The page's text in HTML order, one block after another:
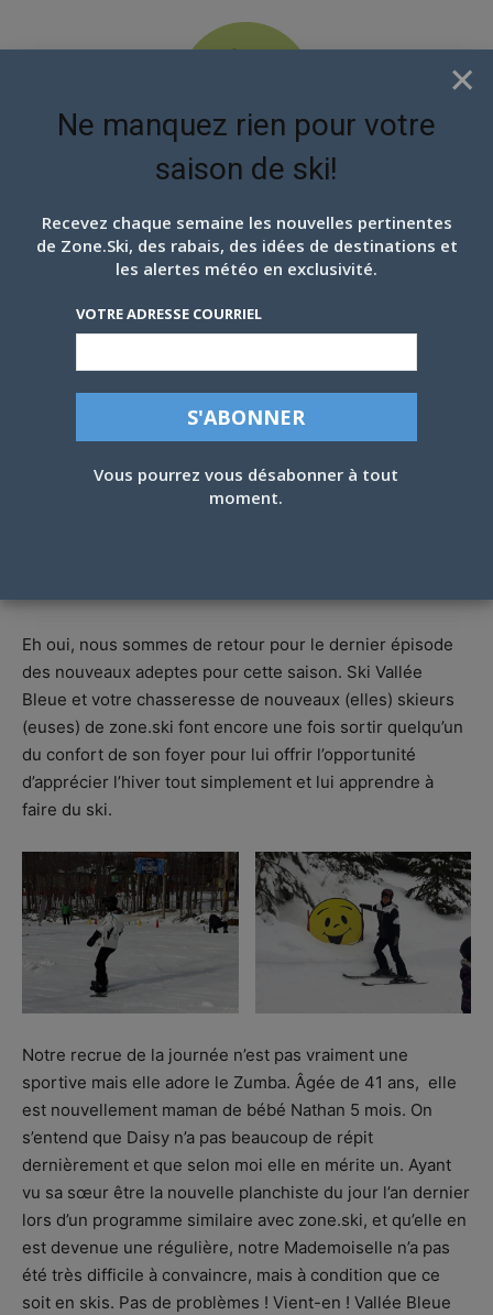
EN ATTENDANT LES
SKI VALLÉE BLEUE, CRÉATEURS DE
Eh oui, nous sommes de retour pour le dernier épisode
des nouveaux adeptes pour cette saison. Ski Vallée
Bleue et votre chasseresse de nouveaux (elles) skieurs
(euses) de zone.ski font encore une fois sortir quelqu’un
du confort de son foyer pour lui offrir l’opportunité
d’apprécier l’hiver tout simplement et lui apprendre à
faire du ski.
Notre recrue de la journée n’est pas vraiment une
sportive mais elle adore le Zumba. Âgée de 41 ans, elle
est nouvellement maman de bébé Nathan 5 mois. On
s’entend que Daisy n’a pas beaucoup de répit
dernièrement et que selon moi elle en mérite un. Ayant
vu sa sœur être la nouvelle planchiste du jour l’an dernier
lors d’un programme similaire avec zone.ski, et qu’elle en
est devenue une régulière, notre Mademoiselle n’a pas
été très difficile à convaincre, mais à condition que ce
soit en skis. Pas de problèmes ! Vient-en ! Vallée Bleue
×
Ne manquez rien pour votre
saison de ski!
Recevez chaque semaine les nouvelles pertinentes
de Zone.Ski, des rabais, des idées de destinations et
les alertes météo en exclusivité.
VOTRE ADRESSE COURRIEL
Vous pourrez vous désabonner à tout
moment.